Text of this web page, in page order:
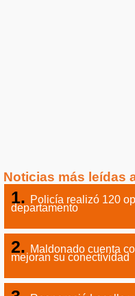
Noticias más leídas
Policía realizó 120
departamento
Maldonado cuenta
mejoran su conectividad